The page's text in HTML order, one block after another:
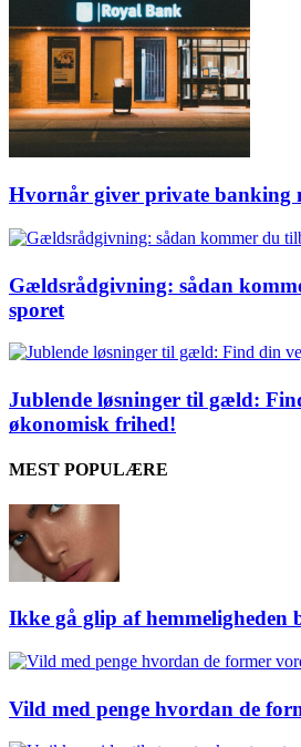
Hvornår giver private banking
Gældsrådgivning: sådan
sporet
Jublende løsninger til gæld:
økonomisk frihed!
MEST POPULÆRE
Ikke gå glip af hemmeligheden
Vild med penge hvordan de